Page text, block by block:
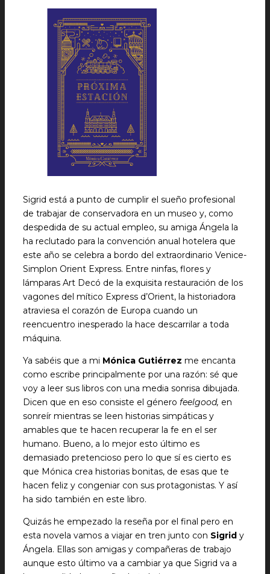
Sigrid está a punto de cumplir el sueño profesional
de trabajar de conservadora en un museo y, como
despedida de su actual empleo, su amiga Ángela la
ha reclutado para la convención anual hotelera que
este año se celebra a bordo del extraordinario Venice-
Simplon Orient Express. Entre ninfas, flores y
lámparas Art Decó de la exquisita restauración de los
vagones del mítico Express d’Orient, la historiadora
atraviesa el corazón de Europa cuando un
reencuentro inesperado la hace descarrilar a toda
máquina.
Ya sabéis que a mi Mónica Gutiérrez me encanta
como escribe principalmente por una razón: sé que
voy a leer sus libros con una media sonrisa dibujada.
Dicen que en eso consiste el género feelgood, en
sonreír mientras se leen historias simpáticas y
amables que te hacen recuperar la fe en el ser
humano. Bueno, a lo mejor esto último es
demasiado pretencioso pero lo que sí es cierto es
que Mónica crea historias bonitas, de esas que te
hacen feliz y congeniar con sus protagonistas. Y así
ha sido también en este libro.
Quizás he empezado la reseña por el final pero en
esta novela vamos a viajar en tren junto con Sigrid y
Ángela. Ellas son amigas y compañeras de trabajo
aunque esto último va a cambiar ya que Sigrid va a